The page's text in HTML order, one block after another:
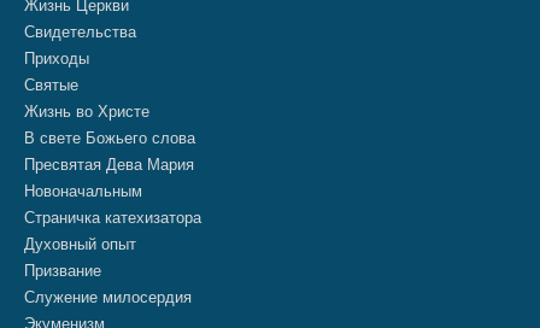
Жизнь Церкви
Свидетельства
Приходы
Святые
Жизнь во Христе
В свете Божьего слова
Пресвятая Дева Мария
Новоначальным
Страничка катехизатора
Духовный опыт
Призвание
Служение милосердия
Экуменизм